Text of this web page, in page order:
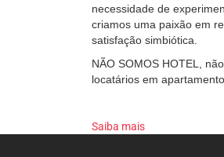
necessidade de
criamos uma paixão em
satisfação simbiótica.
NÃO SOMOS HOTEL,
locatários em
Saiba mais